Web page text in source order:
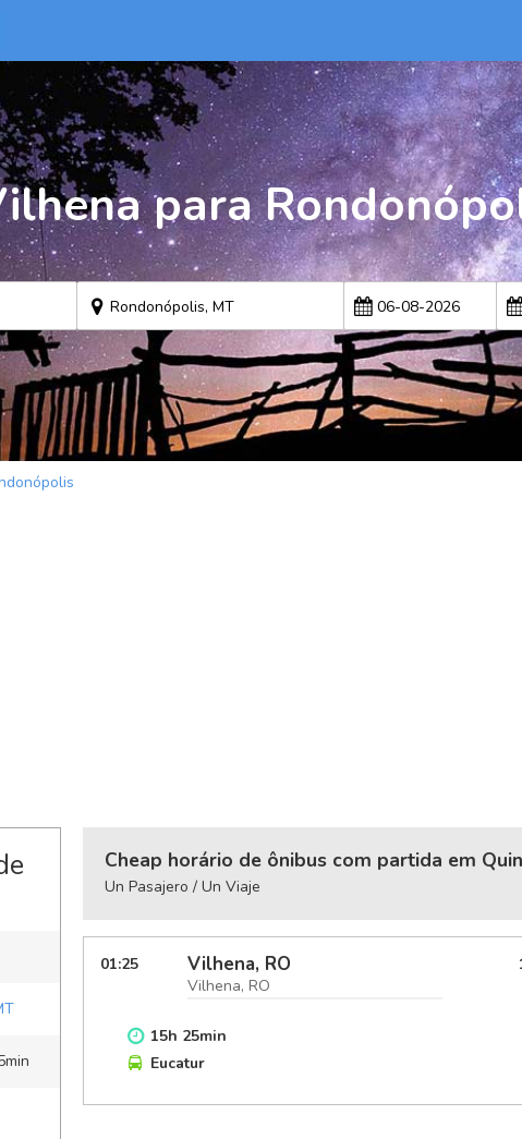
para
min
Cheap horário de ônibus com partida em
Un Pasajero / Un Viaje
01:25 Vilhena, RO
Vilhena, RO
15h 25min
Eucatur